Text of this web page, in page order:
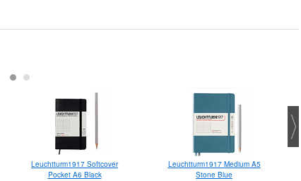
Leuchtturm1917 Softcover
Pocket A6 Black
Leuchtturm1917 Medium A5
Stone Blue